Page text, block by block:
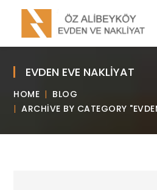
EVDEN EVE NAKLIYAT
HOME
BLOG
ARCHIVE BY CATEGORY